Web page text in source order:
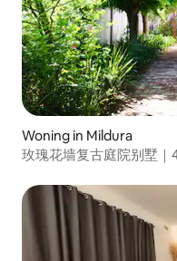
Woning in Mildura
玫瑰花墙复古庭院别墅｜